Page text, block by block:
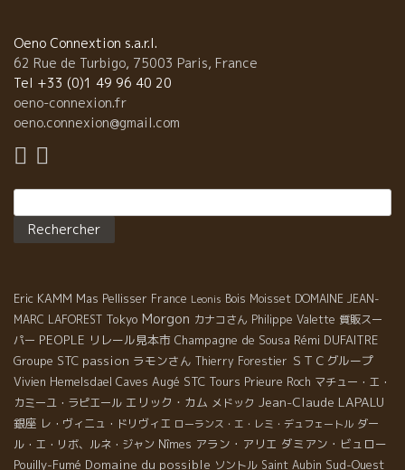
Oeno Connextion s.a.r.l.
62 Rue de Turbigo, 75003 Paris, France
Tel +33 (0)1 49 96 40 20
oeno-connexion.fr
oeno.connexion@gmail.com
Eric KAMM Mas Pellisser France Leonis Bois Moisset DOMAINE JEAN-
MARC LAFOREST Tokyo Morgon カナコさん Philippe Valette 質販スー
パー PEOPLE リレール見本市 Champagne de Sousa Rémi DUFAITRE
Groupe STC passion ラモンさん Thierry Forestier ＳＴＣグループ
Vivien Hemelsdael Caves Augé STC Tours Prieure Roch マチュー・エ・
カミーユ・ラピエール エリック・カム メドック Jean-Claude LAPALU
銀座 レ・ヴィニュ・ドリヴィエ ローランス・エ・レミ・デュフェートル ダー
ル・エ・リボ、ルネ・ジャン Nîmes アラン・アリエ ダミアン・ビュロー
Pouilly-Fumé Domaine du possible ソントル Saint Aubin Sud-Ouest